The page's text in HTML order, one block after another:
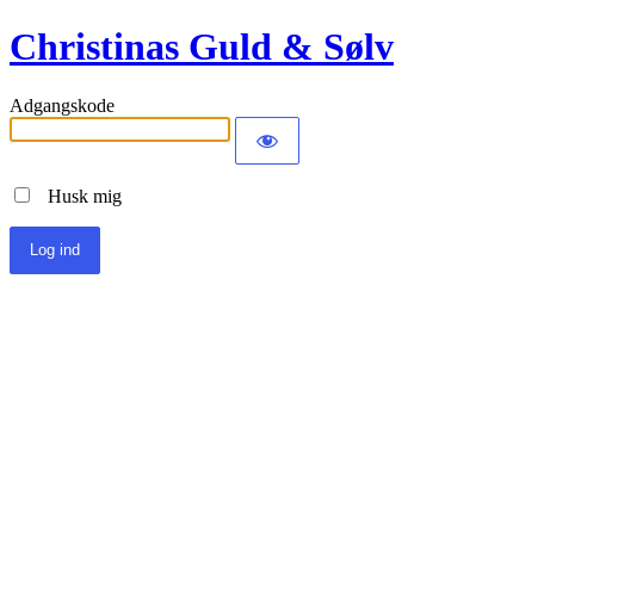
Christinas Guld & Sølv
Adgangskode
Husk mig